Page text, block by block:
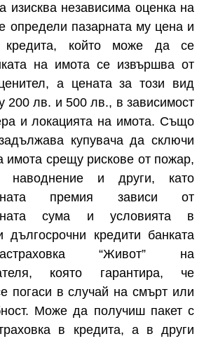
изисква независима оценка на
определи пазарната му цена и
кредита, който може да се
на имота се извършва от
а цената за този вид
200 лв. и 500 лв., в зависимост
и локацията на имота. Също
купувача да сключи
имота срещу рискове от пожар,
наводнение и други, като
премия зависи от
сума и условията в
дългосрочни кредити банката
“Живот” на
която гарантира, че
погаси в случай на смърт или
Може да получиш пакет с
в кредита, а в други